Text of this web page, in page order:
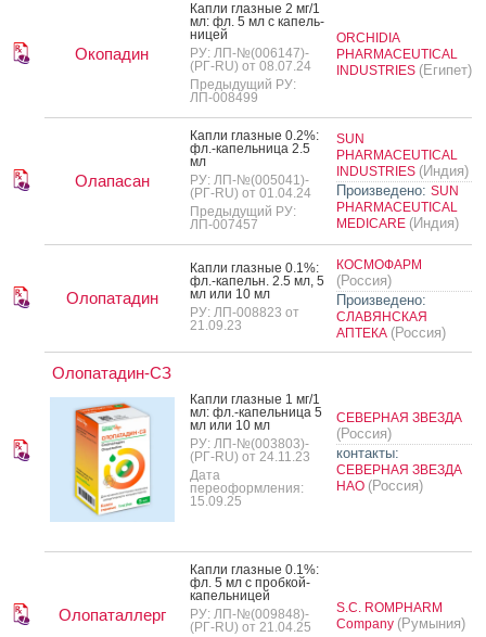
Окопадин
Кап­ли глаз­ные 2 мг/1
мл: фл. 5 мл с ка­пель­
ни­цей
РУ: ЛП-№(006147)-
(РГ-RU) от 08.07.24
Предыдущий РУ:
ЛП-008499
ORCHIDIA
PHARMACEUTICAL
INDUSTRIES (Египет)
Олапасан
Кап­ли глаз­ные 0.2%:
фл.-ка­пель­ни­ца 2.5
мл
РУ: ЛП-№(005041)-
(РГ-RU) от 01.04.24
Предыдущий РУ:
ЛП-007457
SUN
PHARMACEUTICAL
INDUSTRIES (Индия)
Произведено: SUN
PHARMACEUTICAL
MEDICARE (Индия)
Олопатадин
Кап­ли глаз­ные 0.1%:
фл.-ка­пельн. 2.5 мл, 5
мл или 10 мл
РУ: ЛП-008823 от
21.09.23
КОСМОФАРМ
(Россия)
Произведено:
СЛАВЯНСКАЯ
АПТЕКА (Россия)
Олопатадин-СЗ
Кап­ли глаз­ные 1 мг/1
мл: фл.-ка­пель­ни­ца 5
мл или 10 мл
РУ: ЛП-№(003803)-
(РГ-RU) от 24.11.23
Дата
переоформления:
15.09.25
СЕВЕРНАЯ ЗВЕЗДА
(Россия)
контакты:
СЕВЕРНАЯ ЗВЕЗДА
НАО (Россия)
Олопаталлерг
Кап­ли глаз­ные 0.1%:
фл. 5 мл с проб­кой-
ка­пель­ни­цей
РУ: ЛП-№(009848)-
(РГ-RU) от 21.04.25
S.C. ROMPHARM
Company (Румыния)